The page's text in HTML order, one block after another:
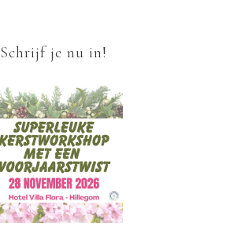
Schrijf je nu in!